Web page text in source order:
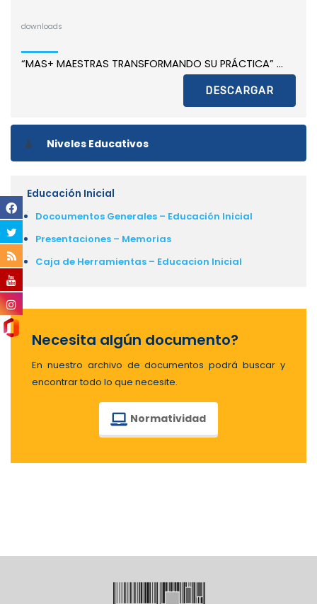
downloads
“MAS+ MAESTRAS TRANSFORMANDO SU PRÁCTICA” ...
DESCARGAR
Niveles Educativos
Educación Inicial
Docoumentos Generales – Educación Inicial
Presentaciones – Memorias
Caja de Herramientas – Educacion Inicial
Necesita algún documento?
En nuestro archivo de documentos podrá buscar y
encontrar todo lo que necesite.
Normatividad